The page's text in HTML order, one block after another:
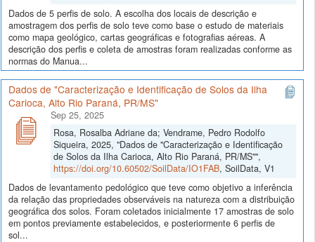
Dados de 5 perfis de solo. A escolha dos locais de descrição e
amostragem dos perfis de solo teve como base o estudo de materiais
como mapa geológico, cartas geográficas e fotografias aéreas. A
descrição dos perfis e coleta de amostras foram realizadas conforme as
normas do Manua...
Dados de "Caracterização e Identificação de Solos da Ilha
Carioca, Alto Rio Paraná, PR/MS"
Sep 25, 2025
Rosa, Rosalba Adriane da; Vendrame, Pedro Rodolfo
Siqueira, 2025, "Dados de "Caracterização e Identificação
de Solos da Ilha Carioca, Alto Rio Paraná, PR/MS"",
https://doi.org/10.60502/SoilData/IO1FAB, SoilData, V1
Dados de levantamento pedológico que teve como objetivo a inferência
da relação das propriedades observáveis na natureza com a distribuição
geográfica dos solos. Foram coletados inicialmente 17 amostras de solo
em pontos previamente estabelecidos, e posteriormente 6 perfis de
sol...